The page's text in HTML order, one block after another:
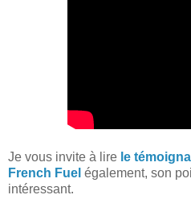
Je vous invite à lire le
French Fuel également, son
intéressant.